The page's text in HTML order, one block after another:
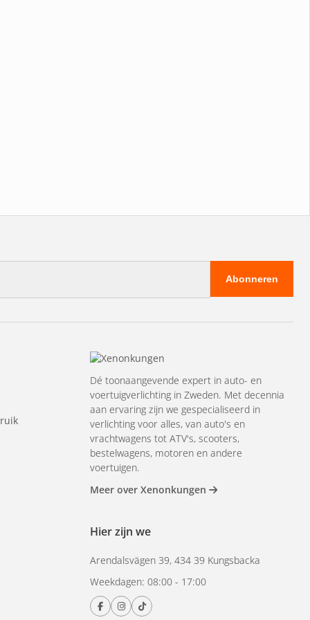
Abonneren
Dé toonaangevende expert in auto- en
voertuigverlichting in Zweden. Met decennia
aan ervaring zijn we gespecialiseerd in
verlichting voor alles, van auto's en
vrachtwagens tot ATV's, scooters,
bestelwagens, motoren en andere
voertuigen.
Meer over Xenonkungen
Hier zijn we
Arendalsvägen 39, 434 39 Kungsbacka
Weekdagen: 08:00 - 17:00